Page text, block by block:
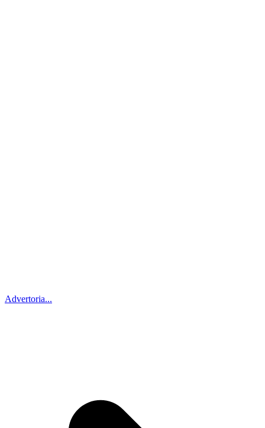
Advertoria...